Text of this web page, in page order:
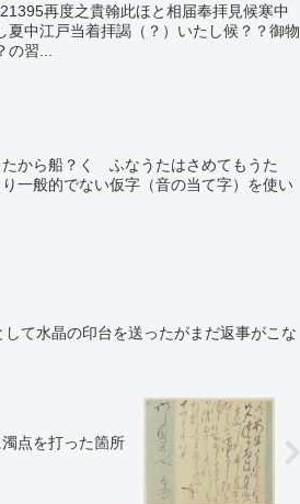
再度之貴翰此ほと相届奉拝見候寒中
中江戸当着拝謁（？）いたし候？？御物
習...
から船？く ふなうたはさめてもうた
一般的でない仮字（音の当て字）を使い
て水晶の印台を送ったがまだ返事がこな
点を打った箇所